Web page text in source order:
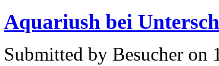
Aquariush bei
Submitted by Besucher on